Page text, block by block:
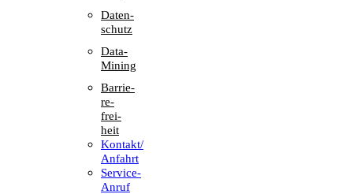
Daten­
schutz
Data-
Mining
Barrie­
re­
frei­
heit
Kontakt/​​
Anfahrt
Service-
Anruf